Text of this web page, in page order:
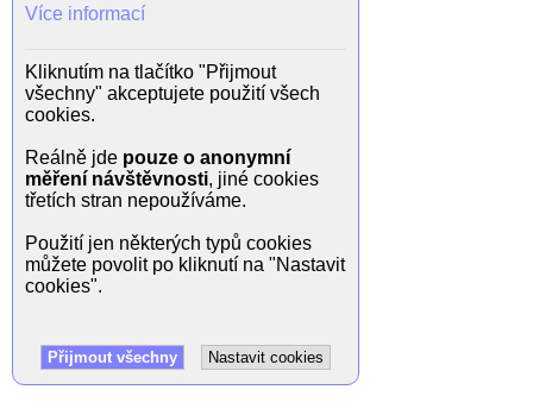
Více informací
Kliknutím na tlačítko "Přijmout
všechny" akceptujete použití všech
cookies.
Reálně jde pouze o anonymní
měření návštěvnosti, jiné cookies
třetích stran nepoužíváme.
Použití jen některých typů cookies
můžete povolit po kliknutí na "Nastavit
cookies".
Přijmout všechny Nastavit cookies